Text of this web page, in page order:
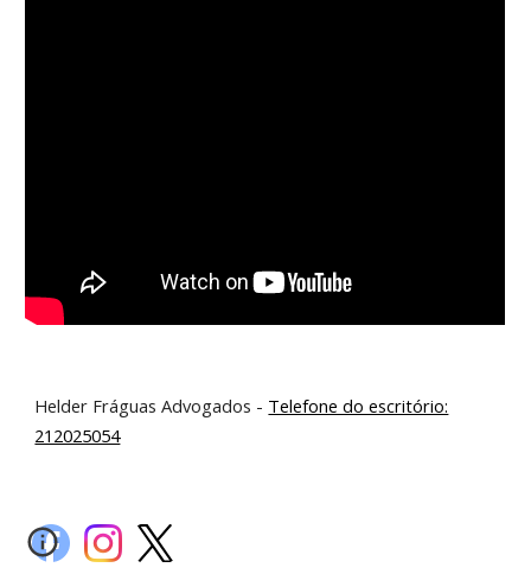
Helder Fráguas Advogados - Telefone do escritório:
212025054